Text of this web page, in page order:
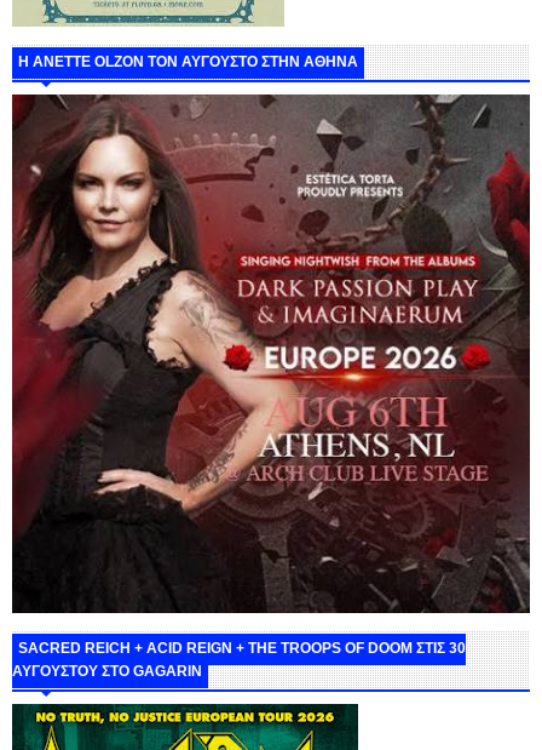
Η ANETTE OLZON ΤΟΝ ΑΥΓΟΥΣΤΟ ΣΤΗΝ ΑΘΗΝΑ
SACRED REICH + ACID REIGN + THE TROOPS OF DOOM ΣΤΙΣ 30
ΑΥΓΟΥΣΤΟΥ ΣΤΟ GAGARIN